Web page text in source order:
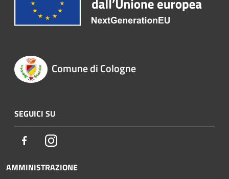
Comune di Cologne
SEGUICI SU
FacebookInstagram
AMMINISTRAZIONE